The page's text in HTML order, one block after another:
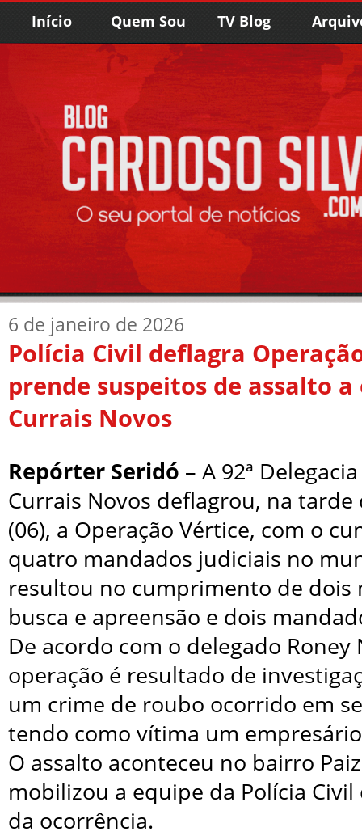
Início Quem Sou TV Blog
6 de janeiro de 2026
Polícia Civil deflagra
prende suspeitos de assalto
Currais Novos
Repórter Seridó – A 92ª
Currais Novos deflagrou, na
(06), a Operação Vértice, com o
quatro mandados judiciais no
resultou no cumprimento de dois
busca e apreensão e dois
De acordo com o delegado Roney
operação é resultado de
um crime de roubo ocorrido em
tendo como vítima um
O assalto aconteceu no bairro
mobilizou a equipe da Polícia
da ocorrência.